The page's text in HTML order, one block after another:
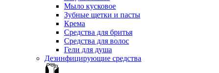
Мыло кусковое
Зубные щетки и пасты
Крема
Средства для бритья
Средства для волос
Гели для душа
Дезинфицирующие средства